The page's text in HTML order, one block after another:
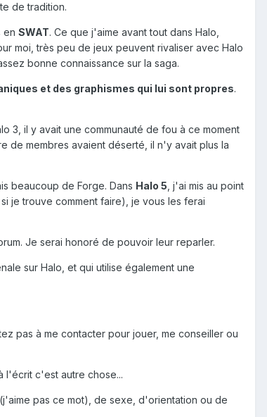
de tradition.
en SWAT. Ce que j'aime avant tout dans Halo,
moi, très peu de jeux peuvent rivaliser avec Halo
bonne connaissance sur la saga.
et des graphismes qui lui sont propres.
3, il y avait une communauté de fou à ce moment
de membres avaient déserté, il n'y avait plus la
beaucoup de Forge. Dans Halo 5 , j'ai mis au point
je trouve comment faire), je vous les ferai
Je serai honoré de pouvoir leur reparler.
sur Halo, et qui utilise également une
pas à me contacter pour jouer, me conseiller ou
l'écrit c'est autre chose...
pas ce mot), de sexe, d'orientation ou de